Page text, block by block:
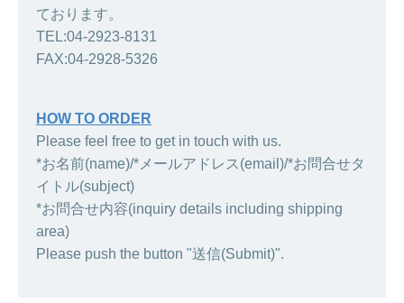
ております。
TEL:04-2923-8131
FAX:04-2928-5326
HOW TO ORDER
Please feel free to get in touch with us.
*お名前(name)/*メールアドレス(email)/*お問合せタ
イトル(subject)
*お問合せ内容(inquiry details including shipping
area)
Please push the button "送信(Submit)".